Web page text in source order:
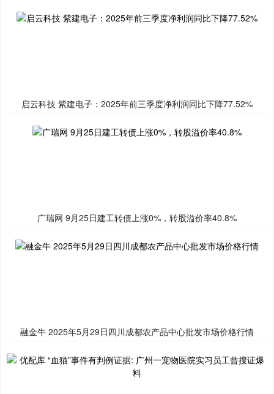
启云科技 紫建电子：2025年前三季度净利润同比下降77.52%
广瑞网 9月25日建工转债上涨0%，转股溢价率40.8%
融金牛 2025年5月29日四川成都农产品中心批发市场价格行情